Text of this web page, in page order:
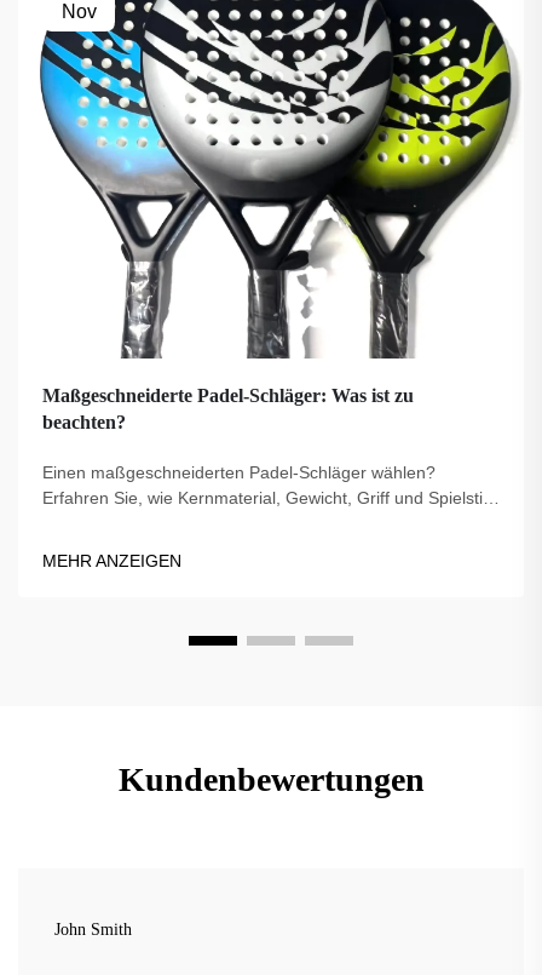
Nov
Maßgeschneiderte Padel-Schläger: Was ist zu
beachten?
Einen maßgeschneiderten Padel-Schläger wählen?
Erfahren Sie, wie Kernmaterial, Gewicht, Griff und Spielstil
MEHR ANZEIGEN
Kundenbewertungen
John Smith